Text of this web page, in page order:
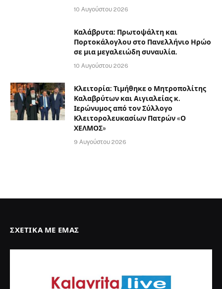
10 Αυγούστου 2026
Καλάβρυτα: Πρωτοψάλτη και
Πορτοκάλογλου στο Πανελλήνιο Ηρώο
σε μια μεγαλειώδη συναυλία.
10 Αυγούστου 2026
Κλειτορία: Τιμήθηκε ο Μητροπολίτης
Καλαβρύτων και Αιγιαλείας κ.
Ιερώνυμος από τον Σύλλογο
Κλειτορολευκασίων Πατρών «Ο
ΧΕΛΜΟΣ»
9 Αυγούστου 2026
ΣΧΕΤΙΚΆ ΜΕ ΕΜΆΣ